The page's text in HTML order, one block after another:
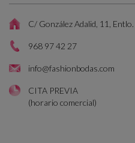
C/ González Adalid, 11,
968 97 42 27
info@fashionbodas.com
CITA PREVIA
(horario comercial)